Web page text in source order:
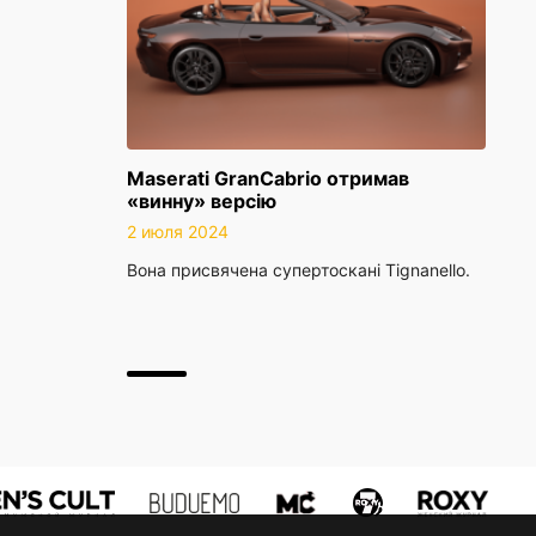
Maserati GranCabrio отримав
«винну» версію
2 июля 2024
Вона присвячена супертоскані Tignanello.